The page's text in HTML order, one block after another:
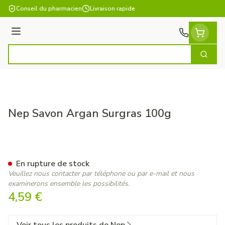
Aller au contenu
Conseil du pharmacien Livraison rapide
Menu
Nep Savon Argan Surgras 100g
4,59 €
En rupture de stock
Veuillez nous contacter par téléphone ou par e-mail et nous
examinerons ensemble les possibilités.